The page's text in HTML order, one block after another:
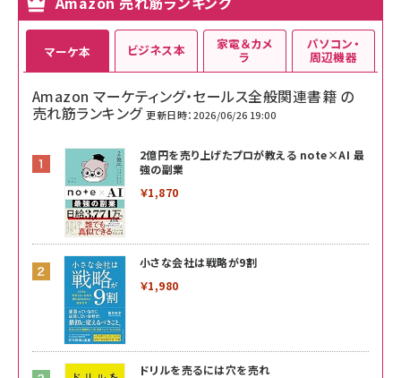
マーケ本
Amazon マーケティング・セールス全般関連書籍 の
売れ筋ランキング 更新日時：2026/06/26 19:00
2億円を売り上げたプロが教える note×AI 最
強の副業
￥1,870
小さな会社は戦略が9割
￥1,980
ドリルを売るには穴を売れ
ビジネス本 家電＆カメ
ラ
パソコン・
周辺機器